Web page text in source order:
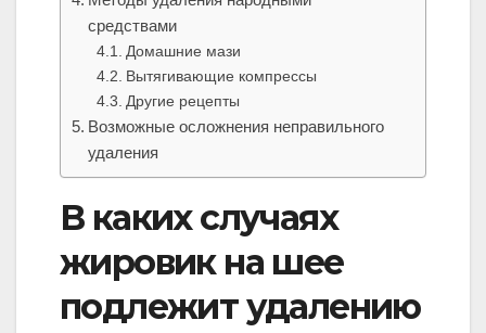
средствами
Домашние мази
Вытягивающие компрессы
Другие рецепты
Возможные осложнения неправильного
удаления
В каких случаях
жировик на шее
подлежит удалению